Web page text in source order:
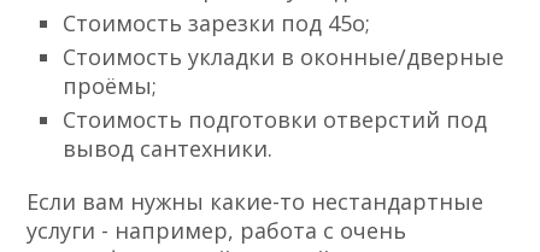
Стоимость зарезки под 45о;
Стоимость укладки в оконные/дверные
проёмы;
Стоимость подготовки отверстий под
вывод сантехники.
Если вам нужны какие-то нестандартные
услуги - например, работа с очень